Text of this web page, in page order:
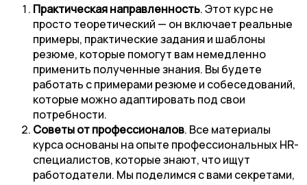
Практическая направленность. Этот курс не
просто теоретический — он включает реальные
примеры, практические задания и шаблоны
резюме, которые помогут вам немедленно
применить полученные знания. Вы будете
работать с примерами резюме и собеседований,
которые можно адаптировать под свои
потребности.
Советы от профессионалов. Все материалы
курса основаны на опыте профессиональных HR-
специалистов, которые знают, что ищут
работодатели. Мы поделимся с вами секретами,